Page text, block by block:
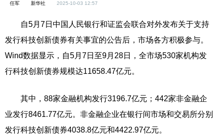
任军 新华社 2025-10-03 12:57
自5月7日中国人民银行和证监会联合对外发布关于支持
发行科技创新债券有关事宜的公告后，市场各方积极参与。
Wind数据显示，自5月7日至9月28日，全市场530家机构发
行科技创新债券规模达11658.47亿元。
其中，88家金融机构发行3196.7亿元；442家非金融企
业发行8461.77亿元。非金融企业在银行间市场和交易所分别
发行科技创新债券4038.8亿元和4422.97亿元。